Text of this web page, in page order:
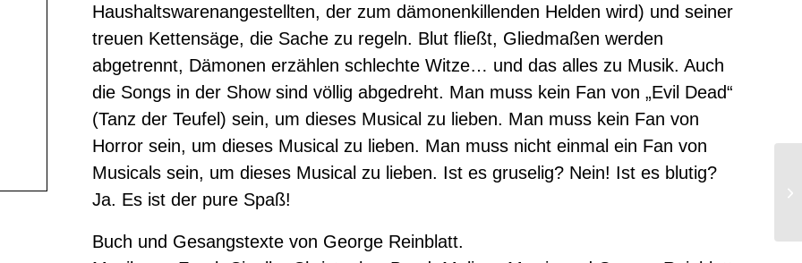
Haushaltswarenangestellten, der zum dämonenkillenden Helden wird) und seiner
treuen Kettensäge, die Sache zu regeln. Blut fließt, Gliedmaßen werden
abgetrennt, Dämonen erzählen schlechte Witze… und das alles zu Musik. Auch
die Songs in der Show sind völlig abgedreht. Man muss kein Fan von „Evil Dead“
(Tanz der Teufel) sein, um dieses Musical zu lieben. Man muss kein Fan von
Horror sein, um dieses Musical zu lieben. Man muss nicht einmal ein Fan von
Musicals sein, um dieses Musical zu lieben. Ist es gruselig? Nein! Ist es blutig?
Ja. Es ist der pure Spaß!
Buch und Gesangstexte von George Reinblatt.